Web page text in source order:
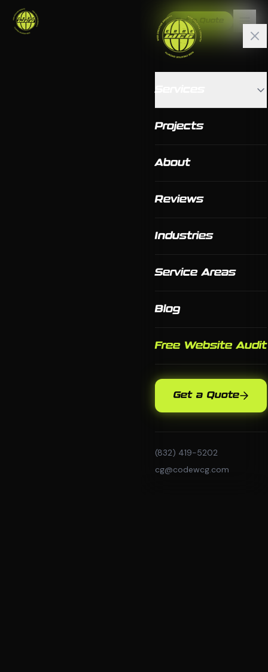
Get a Quote
Projects
About
Reviews
Industries
Service Areas
Blog
Free Website Audit
Get a Quote
(832) 419-5202
cg@codewcg.com